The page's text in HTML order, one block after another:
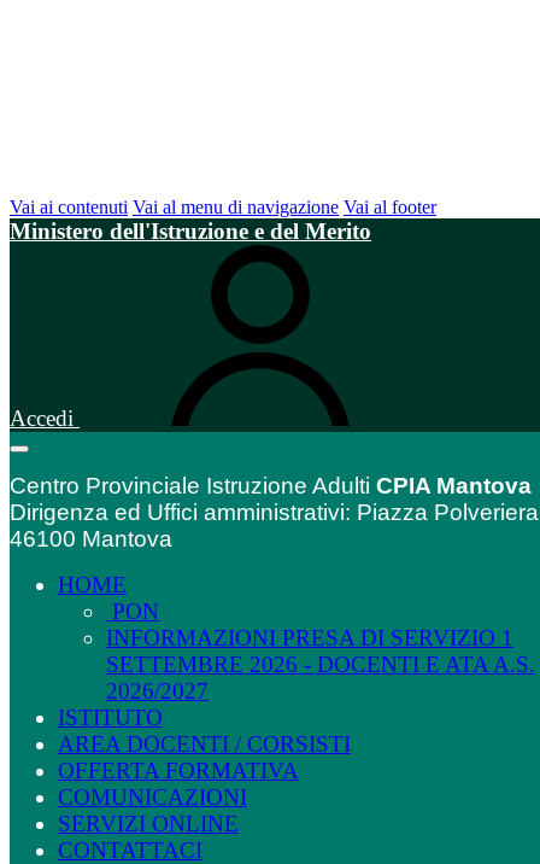
Vai ai contenuti Vai al menu di navigazione Vai al footer
Ministero dell'Istruzione e del Merito
Accedi
Centro Provinciale Istruzione Adulti CPIA Mantova
Dirigenza ed Uffici amministrativi: Piazza
46100 Mantova
HOME
PON
INFORMAZIONI PRESA DI SERVIZIO 1
SETTEMBRE 2026 - DOCENTI E ATA A.S.
2026/2027
ISTITUTO
AREA DOCENTI / CORSISTI
OFFERTA FORMATIVA
COMUNICAZIONI
SERVIZI ONLINE
CONTATTACI